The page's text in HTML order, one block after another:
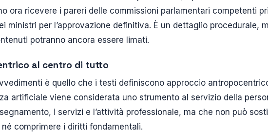
ora ricevere i pareri delle commissioni parlamentari competenti
ministri per l’approvazione definitiva. È un dettaglio procedurale,
potranno ancora essere limati.
al centro di tutto
è quello che i testi definiscono approccio
artificiale viene considerata uno strumento al servizio della
i servizi e l’attività professionale, ma che non può
comprimere i diritti fondamentali.